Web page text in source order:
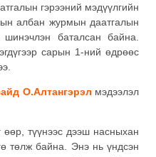
гэрээний мэдүүлгийн
албан журмын даатгалын
шинэчлэн баталсан байна.
сарын 1-ний өдрөөс
О.Алтангэрэл мэдээлэл
түүнээс дээш насныхан
төлж байна. Энэ нь үндсэн